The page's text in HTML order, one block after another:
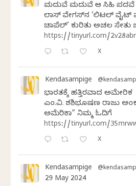
ಮದುವೆ ಮದುವೆ ಆ ಸಿಹಿ ಪದವೆ
ಲಾಸ್‌ ವೇಗಸ್‌ನ ‘ಲಿಟಲ್ ವೈಟ್
ಚಾಪೆಲ್’ ಕುರಿತು ಅಚಲ ಸೇತು
https://tinyurl.com/
X
Kendasampige
ಭಾರತಕ್ಕೆ ಹತ್ತಿರವಾದ ಅಮೇರಿಕ
ಎಂ.ವಿ. ಶಶಿಭೂಷಣ ರಾಜು
ಅಮೆರಿಕಾ” ನಿಮ್ಮ ಓದಿಗೆ
https://tinyurl.com/
X
Kendasampige
29 May 2024